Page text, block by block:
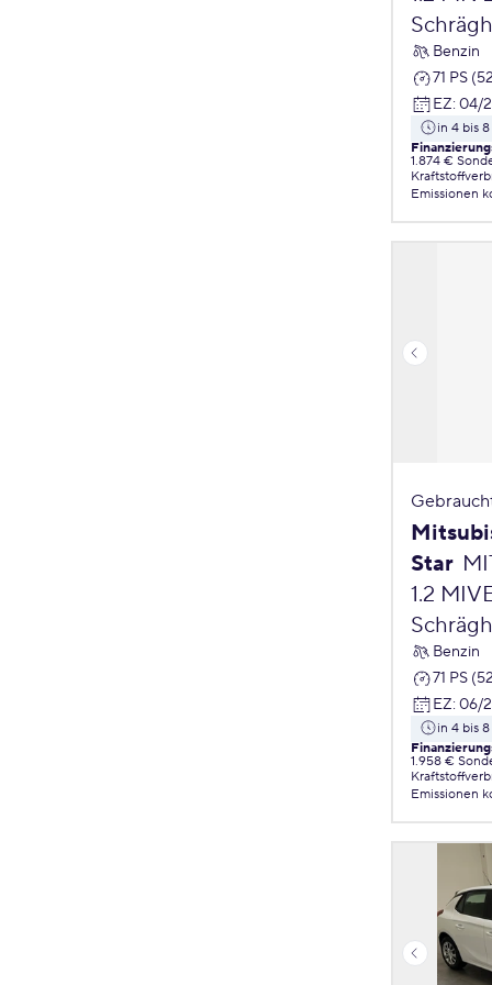
Benzin
71 PS
EZ: 04/
in 4 bis
1.874 €
Emissionen
Star
1.2
Benzin
71 PS
EZ: 06/
in 4 bis
1.958 €
Emissionen